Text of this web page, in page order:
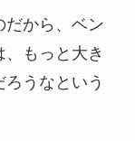
だから、ベン
もっと大き
うなという